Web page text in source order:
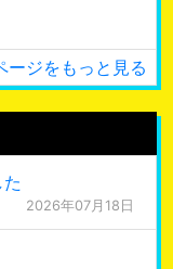
ージをもっと見る
2026年07月18日